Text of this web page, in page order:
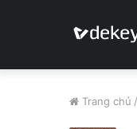
Trang chủ /